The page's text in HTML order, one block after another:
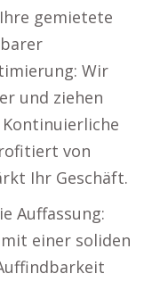
gemietete
Wir
und ziehen
von
Ihr Geschäft.
Auffassung:
einer soliden